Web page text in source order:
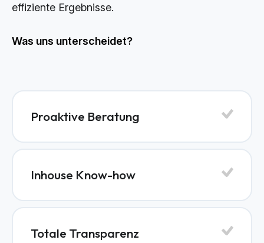
effiziente Ergebnisse.
Was uns unterscheidet?
Proaktive Beratung
Inhouse Know-how
Totale Transparenz